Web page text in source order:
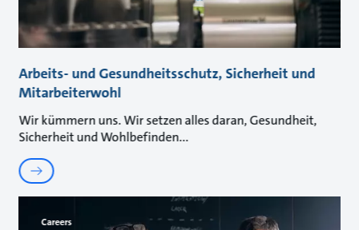
Arbeits- und Gesundheitsschutz, Sicherheit und
Mitarbeiterwohl
Wir kümmern uns. Wir setzen alles daran, Gesundheit,
Sicherheit und Wohlbefinden
Careers